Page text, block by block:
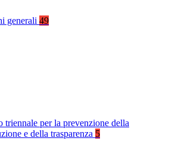
generali 49
triennale per la prevenzione della
e della trasparenza 5